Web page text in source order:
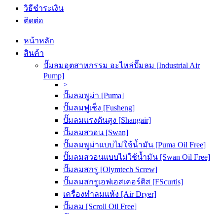
วิธีชำระเงิน
ติดต่อ
หน้าหลัก
สินค้า
ปั๊มลมอุตสาหกรรม อะไหล่ปั๊มลม [Industrial Air
Pump]
>
ปั๊มลมพูม่า [Puma]
ปั๊มลมฟูเช็ง [Fusheng]
ปั๊มลมแรงดันสูง [Shangair]
ปั๊มลมสวอน [Swan]
ปั๊มลมพูม่าแบบไม่ใช้น้ำมัน [Puma Oil Free]
ปั๊มลมสวอนแบบไม่ใช้น้ำมัน [Swan Oil Free]
ปั๊มลมสกรู [Olymtech Screw]
ปั๊มลมสกรูเอฟเอสเคอร์ติส [FScurtis]
เครื่องทำลมแห้ง [Air Dryer]
ปั๊มลม [Scroll Oil Free]